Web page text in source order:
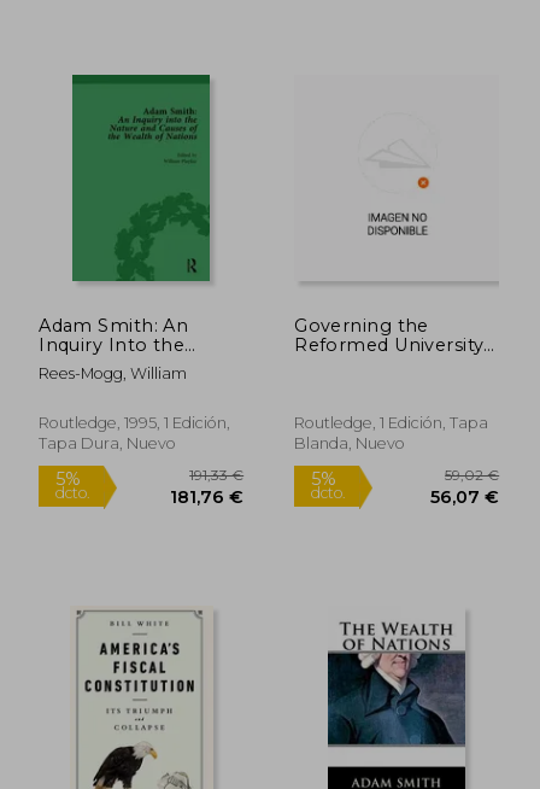
5%
dcto.
Adam Smith: An
Inquiry Into the
Nature and Causes of
the Wealth of
Edited by William
Playfair (en Inglés)
Rees-Mogg, William
Routledge, 1995, 1 Edición,
Tapa Dura, Nuevo
Governing the
Reformed University
Inglés)
Routledge, 1 Edición, Tapa
Blanda, Nuevo